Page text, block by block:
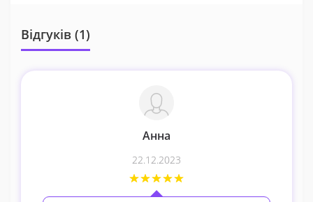
Відгуків (1)
Анна
22.12.2023